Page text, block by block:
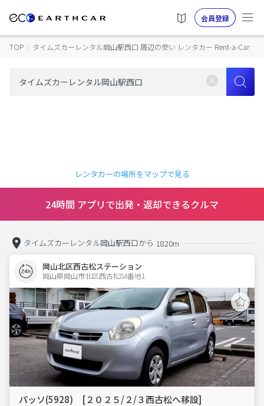
会員登録
TOP › タイムズカーレンタル岡山駅西口 周辺の安い レンタカー Rent-a-Car
レンタカーの場所をマップで見る
24時間 アプリで出発・返却できるクルマ
タイムズカーレンタル岡山駅西口から 1820m
岡山北区西古松ステーション
岡山県岡山市北区西古松84番地1
パッソ(5928) [２０２５/２/３西古松へ移設]